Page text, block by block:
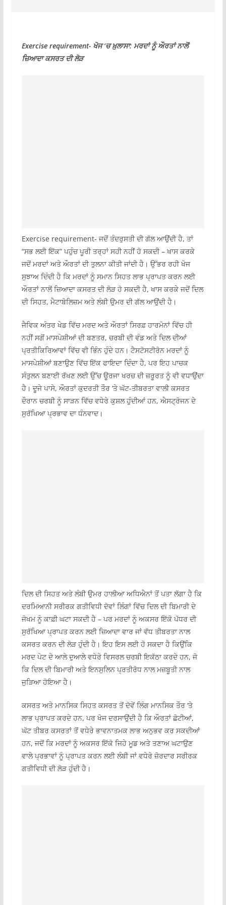
Exercise requirement- ਖੋਜ ‘ਚ ਖ਼ੁਲਾਸਾ: ਮਰਦਾਂ ਨੂੰ ਔਰਤਾਂ ਨਾਲੋਂ
ਜ਼ਿਆਦਾ ਕਸਰਤ ਦੀ ਲੋੜ
Exercise requirement- ਜਦੋਂ ਤੰਦਰੁਸਤੀ ਦੀ ਗੱਲ ਆਉਂਦੀ ਹੈ, ਤਾਂ
“ਸਭ ਲਈ ਇੱਕ” ਪਹੁੰਚ ਪੂਰੀ ਤਰ੍ਹਾਂ ਸਹੀ ਨਹੀਂ ਹੋ ਸਕਦੀ – ਖਾਸ ਕਰਕੇ
ਜਦੋਂ ਮਰਦਾਂ ਅਤੇ ਔਰਤਾਂ ਦੀ ਤੁਲਨਾ ਕੀਤੀ ਜਾਂਦੀ ਹੈ। ਉੱਭਰ ਰਹੀ ਖੋਜ
ਸੁਝਾਅ ਦਿੰਦੀ ਹੈ ਕਿ ਮਰਦਾਂ ਨੂੰ ਸਮਾਨ ਸਿਹਤ ਲਾਭ ਪ੍ਰਾਪਤ ਕਰਨ ਲਈ
ਔਰਤਾਂ ਨਾਲੋਂ ਜ਼ਿਆਦਾ ਕਸਰਤ ਦੀ ਲੋੜ ਹੋ ਸਕਦੀ ਹੈ, ਖਾਸ ਕਰਕੇ ਜਦੋਂ ਦਿਲ
ਦੀ ਸਿਹਤ, ਮੈਟਾਬੋਲਿਜ਼ਮ ਅਤੇ ਲੰਬੀ ਉਮਰ ਦੀ ਗੱਲ ਆਉਂਦੀ ਹੈ।
ਜੈਵਿਕ ਅੰਤਰ ਖੇਡ ਵਿੱਚ ਮਰਦ ਅਤੇ ਔਰਤਾਂ ਸਿਰਫ਼ ਹਾਰਮੋਨਾਂ ਵਿੱਚ ਹੀ
ਨਹੀਂ ਸਗੋਂ ਮਾਸਪੇਸ਼ੀਆਂ ਦੀ ਬਣਤਰ, ਚਰਬੀ ਦੀ ਵੰਡ ਅਤੇ ਦਿਲ ਦੀਆਂ
ਪ੍ਰਤੀਕਿਰਿਆਵਾਂ ਵਿੱਚ ਵੀ ਭਿੰਨ ਹੁੰਦੇ ਹਨ। ਟੈਸਟੋਸਟੀਰੋਨ ਮਰਦਾਂ ਨੂੰ
ਮਾਸਪੇਸ਼ੀਆਂ ਬਣਾਉਣ ਵਿੱਚ ਇੱਕ ਫਾਇਦਾ ਦਿੰਦਾ ਹੈ, ਪਰ ਇਹ ਪਾਚਕ
ਸੰਤੁਲਨ ਬਣਾਈ ਰੱਖਣ ਲਈ ਉੱਚ ਊਰਜਾ ਖਰਚ ਦੀ ਜ਼ਰੂਰਤ ਨੂੰ ਵੀ ਵਧਾਉਂਦਾ
ਹੈ। ਦੂਜੇ ਪਾਸੇ, ਔਰਤਾਂ ਕੁਦਰਤੀ ਤੌਰ ‘ਤੇ ਘੱਟ-ਤੀਬਰਤਾ ਵਾਲੀ ਕਸਰਤ
ਦੌਰਾਨ ਚਰਬੀ ਨੂੰ ਸਾੜਨ ਵਿੱਚ ਵਧੇਰੇ ਕੁਸ਼ਲ ਹੁੰਦੀਆਂ ਹਨ, ਐਸਟ੍ਰੋਜਨ ਦੇ
ਸੁਰੱਖਿਆ ਪ੍ਰਭਾਵ ਦਾ ਧੰਨਵਾਦ।
ਦਿਲ ਦੀ ਸਿਹਤ ਅਤੇ ਲੰਬੀ ਉਮਰ ਹਾਲੀਆ ਅਧਿਐਨਾਂ ਤੋਂ ਪਤਾ ਲੱਗਾ ਹੈ ਕਿ
ਦਰਮਿਆਨੀ ਸਰੀਰਕ ਗਤੀਵਿਧੀ ਦੋਵਾਂ ਲਿੰਗਾਂ ਵਿੱਚ ਦਿਲ ਦੀ ਬਿਮਾਰੀ ਦੇ
ਜੋਖਮ ਨੂੰ ਕਾਫ਼ੀ ਘਟਾ ਸਕਦੀ ਹੈ – ਪਰ ਮਰਦਾਂ ਨੂੰ ਅਕਸਰ ਇੱਕੋ ਪੱਧਰ ਦੀ
ਸੁਰੱਖਿਆ ਪ੍ਰਾਪਤ ਕਰਨ ਲਈ ਜ਼ਿਆਦਾ ਵਾਰ ਜਾਂ ਵੱਧ ਤੀਬਰਤਾ ਨਾਲ
ਕਸਰਤ ਕਰਨ ਦੀ ਲੋੜ ਹੁੰਦੀ ਹੈ। ਇਹ ਇਸ ਲਈ ਹੋ ਸਕਦਾ ਹੈ ਕਿਉਂਕਿ
ਮਰਦ ਪੇਟ ਦੇ ਆਲੇ ਦੁਆਲੇ ਵਧੇਰੇ ਵਿਸਰਲ ਚਰਬੀ ਇਕੱਠਾ ਕਰਦੇ ਹਨ, ਜੋ
ਕਿ ਦਿਲ ਦੀ ਬਿਮਾਰੀ ਅਤੇ ਇਨਸੁਲਿਨ ਪ੍ਰਤੀਰੋਧ ਨਾਲ ਮਜ਼ਬੂਤੀ ਨਾਲ
ਜੁੜਿਆ ਹੋਇਆ ਹੈ।
ਕਸਰਤ ਅਤੇ ਮਾਨਸਿਕ ਸਿਹਤ ਕਸਰਤ ਤੋਂ ਦੋਵੇਂ ਲਿੰਗ ਮਾਨਸਿਕ ਤੌਰ ‘ਤੇ
ਲਾਭ ਪ੍ਰਾਪਤ ਕਰਦੇ ਹਨ, ਪਰ ਖੋਜ ਦਰਸਾਉਂਦੀ ਹੈ ਕਿ ਔਰਤਾਂ ਛੋਟੀਆਂ,
ਘੱਟ ਤੀਬਰ ਕਸਰਤਾਂ ਤੋਂ ਵਧੇਰੇ ਭਾਵਨਾਤਮਕ ਲਾਭ ਅਨੁਭਵ ਕਰ ਸਕਦੀਆਂ
ਹਨ, ਜਦੋਂ ਕਿ ਮਰਦਾਂ ਨੂੰ ਅਕਸਰ ਇੱਕੋ ਜਿਹੇ ਮੂਡ ਅਤੇ ਤਣਾਅ ਘਟਾਉਣ
ਵਾਲੇ ਪ੍ਰਭਾਵਾਂ ਨੂੰ ਪ੍ਰਾਪਤ ਕਰਨ ਲਈ ਲੰਬੀ ਜਾਂ ਵਧੇਰੇ ਜ਼ੋਰਦਾਰ ਸਰੀਰਕ
ਗਤੀਵਿਧੀ ਦੀ ਲੋੜ ਹੁੰਦੀ ਹੈ।